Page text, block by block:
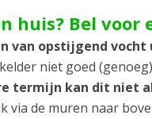
huis? Bel voor
van opstijgend
niet goed
termijn kan dit niet
via de muren naar